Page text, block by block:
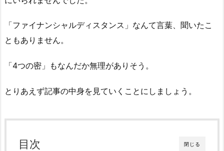
「ファイナンシャルディスタンス」なんて言葉、聞いたこ
ともありません。
「4つの密」もなんだか無理がありそう。
とりあえず記事の中身を見ていくことにしましょう。
閉じる
目次